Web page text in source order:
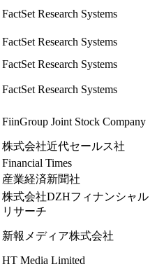
FactSet Research Systems
FactSet Research Systems
FactSet Research Systems
FactSet Research Systems
FiinGroup Joint Stock Company
株式会社近代セールス社
Financial Times
産業経済新聞社
株式会社DZHフィナンシャル
リサーチ
新報メディア株式会社
HT Media Limited